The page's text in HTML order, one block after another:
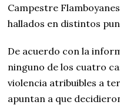
Campestre
hallados en distintos
De acuerdo con la
ninguno de los cuatro
violencia atribuibles a
apuntan a que